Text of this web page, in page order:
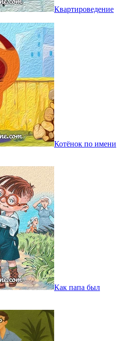
Квартироведение
Котёнок по имени
Как папа был